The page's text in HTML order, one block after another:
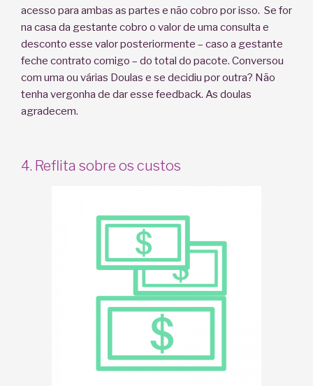
acesso para ambas as partes e não cobro por isso. Se for
na casa da gestante cobro o valor de uma consulta e
desconto esse valor posteriormente – caso a gestante
feche contrato comigo – do total do pacote. Conversou
com uma ou várias Doulas e se decidiu por outra? Não
tenha vergonha de dar esse feedback. As doulas
agradecem.
4. Reflita sobre os custos